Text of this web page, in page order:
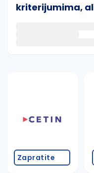
kriterijumima,
proverite
promenite
Zapratite